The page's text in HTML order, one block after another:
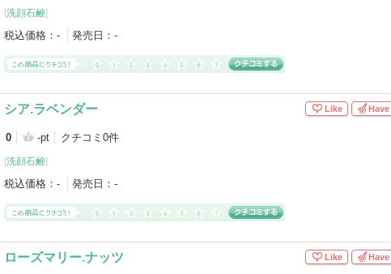
[洗顔石鹸]
税込価格： - 発売日： -
シア.ラベンダー
0 -pt クチコミ0件
[洗顔石鹸]
税込価格： - 発売日： -
Like Have
ローズマリー.ナッツ Like Have